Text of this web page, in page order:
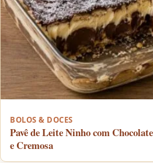
BOLOS & DOCES
Pavê de Leite Ninho com
e Cremosa